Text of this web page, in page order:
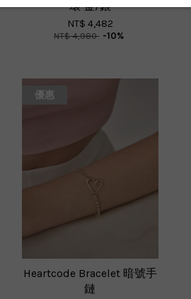
環 金/銀
NT$ 4,482
NT$ 4,980 -10%
優惠
Heartcode Bracelet 暗號手
鏈